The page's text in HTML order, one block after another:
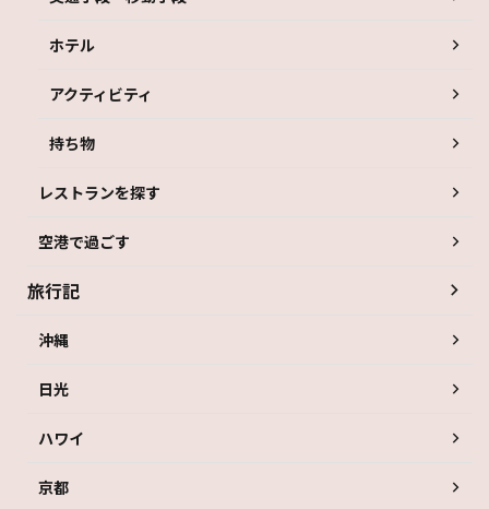
ホテル
アクティビティ
持ち物
レストランを探す
空港で過ごす
旅行記
沖縄
日光
ハワイ
京都